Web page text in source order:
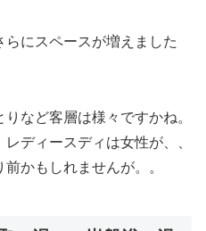
にスペースが増えました
など客層は様々ですかね。
ディースディは女性が、、
かもしれませんが。。